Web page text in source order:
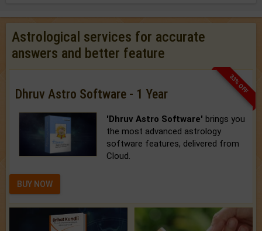
Astrological services for accurate
answers and better feature
33% OFF
Dhruv Astro Software - 1 Year
'Dhruv Astro Software' brings you
the most advanced astrology
software features, delivered from
Cloud.
BUY NOW